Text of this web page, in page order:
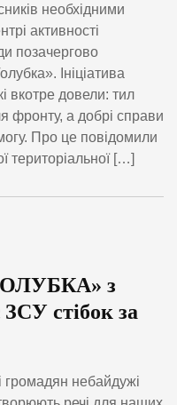
необхідними
активності
позачергово
Ініціатива
вкотре довели: тил
фронту, а добрі справи
Про це повідомили
територіальної […]
з
стібок за
громадян небайдужі